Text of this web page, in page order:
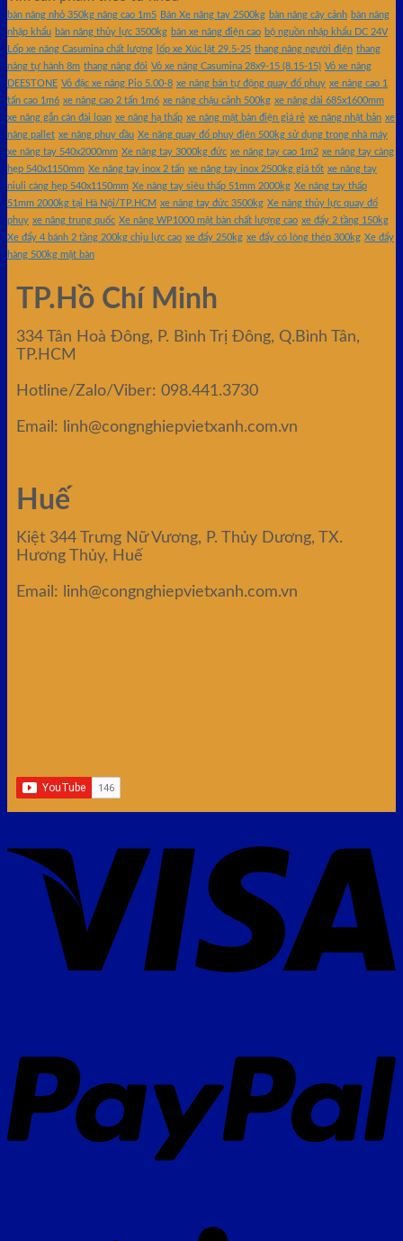
bàn nâng nhỏ 350kg nâng cao 1m5 Bán Xe nâng tay 2500kg bàn nâng cây cảnh bàn nâng
nhập khẩu bàn nâng thủy lực 3500kg bán xe nâng điện cao bộ nguồn nhập khẩu DC 24V
Lốp xe nâng Casumina chất lượng
lốp xe Xúc lật 29.5-25 thang nâng người điện thang
nâng tự hành 8m thang nâng đôi Vỏ xe nâng Casumina 28x9-15 (8.15-15) Vỏ xe nâng
DEESTONE Vỏ đặc xe nâng Pio 5.00-8 xe nâng bán tự động quay đổ phuy xe nâng cao 1
tấn cao 1m6 xe nâng cao 2 tấn 1m6 xe nâng chậu cảnh 500kg xe nâng dài 685x1600mm
xe nâng gắn cân đài loan xe nâng hạ thấp xe nâng mặt bàn điện giá rẻ xe nâng nhật bản xe
nâng pallet xe nâng phuy dầu Xe nâng quay đổ phuy điện 500kg sử dụng trong nhà máy
xe nâng tay 540x2000mm Xe nâng tay 3000kg đức xe nâng tay cao 1m2 xe nâng tay càng
hẹp 540x1150mm Xe nâng tay inox 2 tấn xe nâng tay inox 2500kg giá tốt xe nâng tay
niuli càng hẹp 540x1150mm Xe nâng tay siêu thấp 51mm 2000kg Xe nâng tay thấp
51mm 2000kg tại Hà Nội/TP.HCM xe nâng tay đức 3500kg Xe nâng thủy lực quay đổ
phuy xe nâng trung quốc Xe nâng WP1000 mặt bàn chất lượng cao xe đẩy 2 tầng 150kg
Xe đẩy 4 bánh 2 tầng 200kg chịu lực cao xe đẩy 250kg xe đẩy có lòng thép 300kg Xe đẩy
hàng 500kg mặt bàn
TP.Hồ Chí Minh
334 Tân Hoà Đông, P. Bình Trị Đông, Q.Bình Tân,
TP.HCM
Hotline/Zalo/Viber: 098.441.3730
Email: linh@congnghiepvietxanh.com.vn
Huế
Kiệt 344 Trưng Nữ Vương, P. Thủy Dương, TX.
Hương Thủy, Huế
Email: linh@congnghiepvietxanh.com.vn